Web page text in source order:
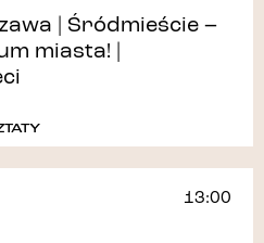
| Śródmieście –
miasta! |
13:00